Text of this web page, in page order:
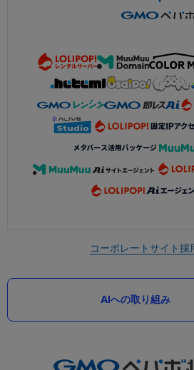
コーポレートサイト採
AIへの取り組み